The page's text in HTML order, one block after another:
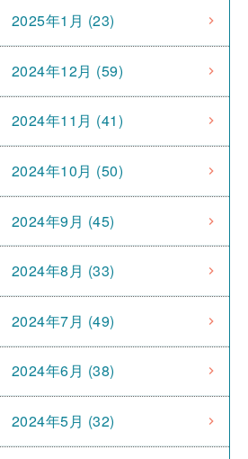
2025年1月 (23)
2024年12月 (59)
2024年11月 (41)
2024年10月 (50)
2024年9月 (45)
2024年8月 (33)
2024年7月 (49)
2024年6月 (38)
2024年5月 (32)